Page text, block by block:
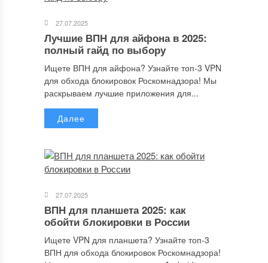
последующих моих комментариев.
Отправляя сообщение, Вы разрешаете сбор и обработку
персональных данных.Политика конфиденциальности
27.07.2025
Лучшие ВПН для айфона в 2025:
полный гайд по выбору
Ищете ВПН для айфона? Узнайте топ-3 VPN
для обхода блокировок Роскомнадзора! Мы
раскрываем лучшие приложения для...
Далее
27.07.2025
ВПН для планшета 2025: как
обойти блокировки в России
Ищете VPN для планшета? Узнайте топ-3
ВПН для обхода блокировок Роскомнадзора!